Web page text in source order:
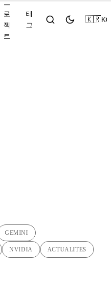
프
로
젝
트
태
그
🇰🇷KO
GEMINI
NVIDIA ACTUALITES